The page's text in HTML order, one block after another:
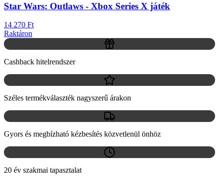
Star Wars: Outlaws - Xbox Series X játék
14 270 Ft
Raktáron
Cashback hitelrendszer
Széles termékválaszték nagyszerű árakon
Gyors és megbízható kézbesítés közvetlenül önhöz
20 év szakmai tapasztalat